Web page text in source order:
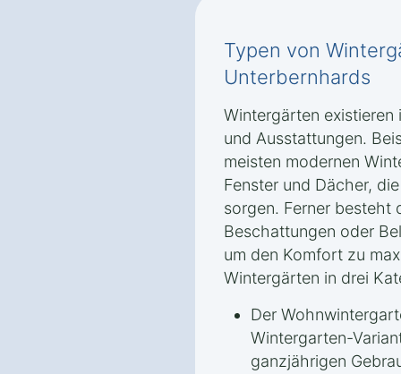
Typen von
Unterbernhards
Wintergärten existieren
und Ausstattungen.
meisten modernen
Fenster und Dächer,
sorgen. Ferner
Beschattungen oder
um den Komfort zu
Wintergärten in drei
Der
Wintergarten-
ganzjährigen